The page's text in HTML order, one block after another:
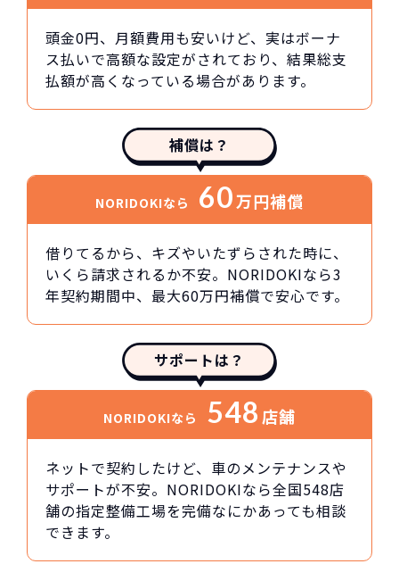
頭金0円、月額費用も安いけど、実はボーナ
ス払いで高額な設定がされており、結果総支
払額が高くなっている場合があります。
補償は？
NORIDOKIなら 60万円補償
借りてるから、キズやいたずらされた時に、
いくら請求されるか不安。NORIDOKIなら3
年契約期間中、最大60万円補償で安心です。
サポートは？
NORIDOKIなら 548 店舗
ネットで契約したけど、車のメンテナンスや
サポートが不安。NORIDOKIなら全国548店
舗の指定整備工場を完備なにかあっても相談
できます。